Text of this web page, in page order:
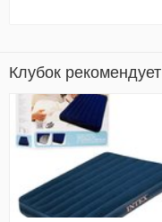
Клубок рекомендует